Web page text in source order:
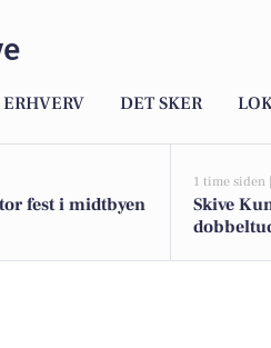
ERHVERV DET SKER
fest i midtbyen
1 time siden |
Skive